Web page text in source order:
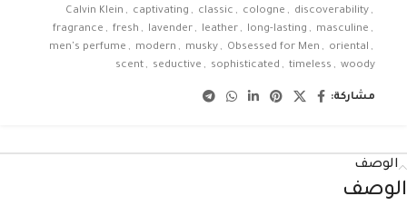
Calvin Klein , captivating , classic , cologne , discoverability ,
fragrance , fresh , lavender , leather , long-lasting , masculine ,
men's perfume , modern , musky , Obsessed for Men , oriental ,
scent , seductive , sophisticated , timeless , woody
مشاركة:
الوصف
الوصف